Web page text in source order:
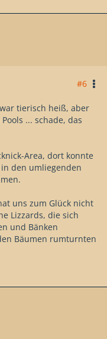
#6
tierisch heiß, aber
... schade, das
Area, dort konnte
den umliegenden
uns zum Glück nicht
Lizzards, die sich
und Bänken
Bäumen rumturnten